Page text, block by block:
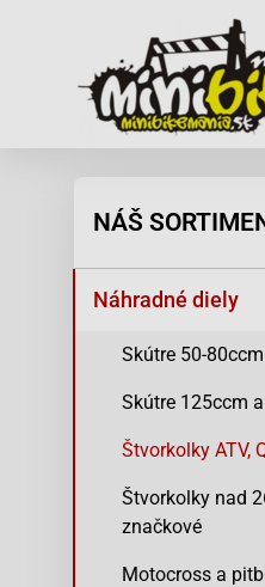
NÁŠ
Náhradné diely
Skútre 50-80ccm
Skútre 125ccm
Štvorkolky ATV,
Štvorkolky nad
značkové
Motocross a